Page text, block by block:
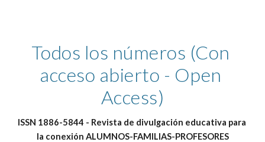
Todos los números (Con
acceso abierto - Open
Access)
ISSN 1886-5844 - Revista de divulgación educativa para
la conexión ALUMNOS-FAMILIAS-PROFESORES